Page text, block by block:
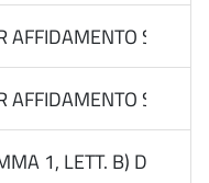
AFFIDAMENTO
AFFIDAMENTO
1, LETT. B) DEL